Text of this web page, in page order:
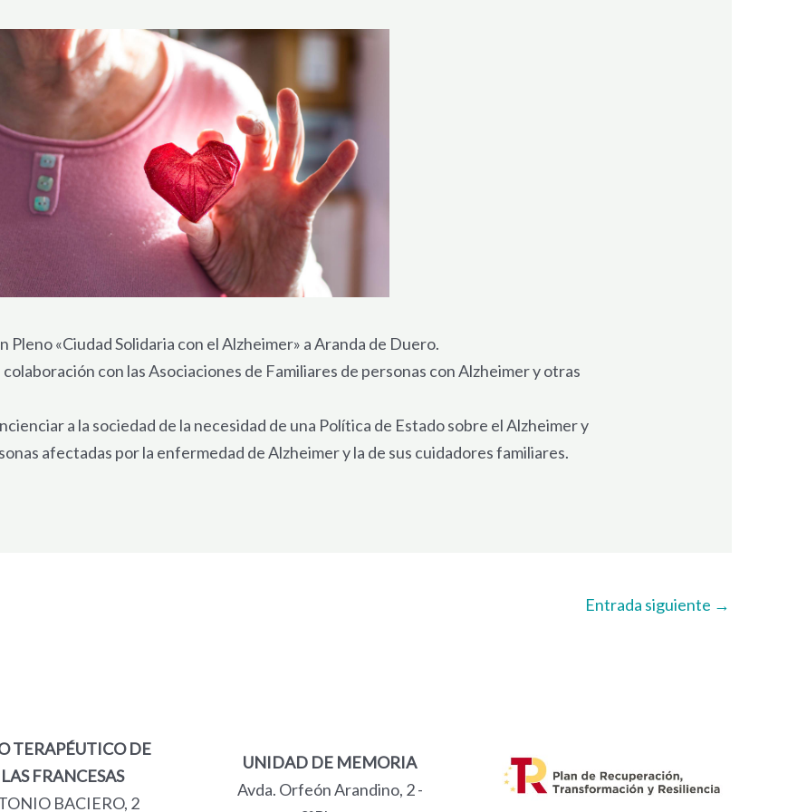
Pleno «Ciudad Solidaria con el Alzheimer» a Aranda de Duero.
con las Asociaciones de Familiares de personas con Alzheimer y otras
a la sociedad de la necesidad de una Política de Estado sobre el Alzheimer y
afectadas por la enfermedad de Alzheimer y la de sus cuidadores familiares.
Entrada siguiente →
TERAPÉUTICO DE
FRANCESAS
BACIERO, 2
UNIDAD DE MEMORIA
Avda. Orfeón Arandino, 2 -